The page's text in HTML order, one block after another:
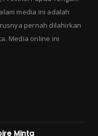
media ini adalah
pernah dilahirkan
Media online ini
Minta